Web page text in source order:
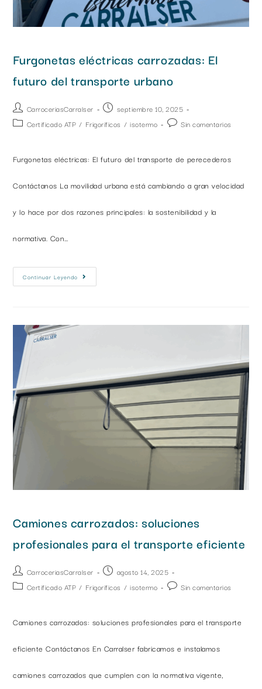
Furgonetas eléctricas carrozadas: El
futuro del transporte urbano
CarroceriasCarralser
septiembre 10, 2025
Certificado ATP / Frigoríficos / isotermo Sin comentarios
Furgonetas eléctricas: El futuro del transporte de perecederos
Contáctanos La movilidad urbana está cambiando a gran velocidad
y lo hace por dos razones principales: la sostenibilidad y la
normativa. Con…
Continuar Leyendo
Camiones carrozados: soluciones
profesionales para el transporte eficiente
CarroceriasCarralser
agosto 14, 2025
Certificado ATP / Frigoríficos / isotermo Sin comentarios
Camiones carrozados: soluciones profesionales para el transporte
eficiente Contáctanos En Carralser fabricamos e instalamos
camiones carrozados que cumplen con la normativa vigente,